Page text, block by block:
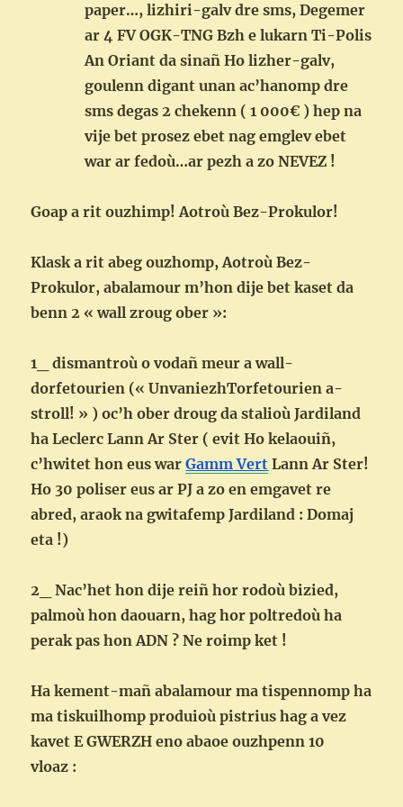
paper…, lizhiri-galv dre sms, Degemer
ar 4 FV OGK-TNG Bzh e lukarn Ti-Polis
An Oriant da sinañ Ho lizher-galv,
goulenn digant unan ac’hanomp dre
sms degas 2 chekenn ( 1 000€ ) hep na
vije bet prosez ebet nag emglev ebet
war ar fedoù…ar pezh a zo NEVEZ !
Goap a rit ouzhimp! Aotroù Bez-Prokulor!
Klask a rit abeg ouzhomp, Aotroù Bez-
Prokulor, abalamour m’hon dije bet kaset da
benn 2 « wall zroug ober »:
1_ dismantroù o vodañ meur a wall-
dorfetourien (« UnvaniezhTorfetourien a-
stroll! » ) oc’h ober droug da stalioù Jardiland
ha Leclerc Lann Ar Ster ( evit Ho kelaouiñ,
c’hwitet hon eus warGamm Vert Lann Ar Ster!
Ho 30 poliser eus ar PJ a zo en emgavet re
abred, araok na gwitafemp Jardiland : Domaj
eta !)
2_ Nac’het hon dije reiñ hor rodoù bizied,
palmoù hon daouarn, hag hor poltredoù ha
perak pas hon ADN ? Ne roimp ket !
Ha kement-mañ abalamour ma tispennomp ha
ma tiskuilhomp produioù pistrius hag a vez
kavet E GWERZH eno abaoe ouzhpenn 10
vloaz :